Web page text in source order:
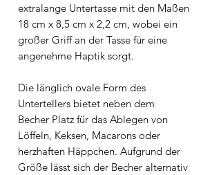
extralange Untertasse mit den Maßen
18 cm x 8,5 cm x 2,2 cm, wobei ein
großer Griff an der Tasse für eine
angenehme Haptik sorgt.
Die länglich ovale Form des
Untertellers bietet neben dem
Becher Platz für das Ablegen von
Löffeln, Keksen, Macarons oder
herzhaften Häppchen. Aufgrund der
Größe lässt sich der Becher alternativ